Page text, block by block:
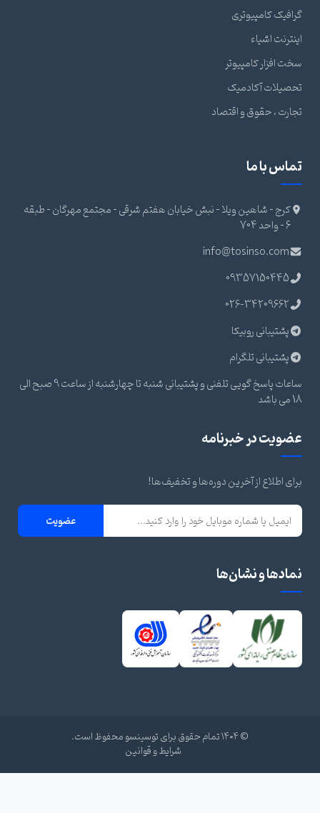
گرافیک کامپیوتری
اینترنت اشیاء
سخت افزار کامپیوتر
تحصیلات آکادمیک
تجارت ، حقوق و اقتصاد
تماس با ما
کرج - شاهین ویلا - نبش خیابان هفتم شرقی - مجتمع مهرگان - طبقه
info@tosinso.com
09357150445
026-34209662
پشتیبانی روبیکا
پشتیبانی تلگرام
ساعات پاسخ گویی تلفنی و پشتیبانی شنبه تا چهارشنبه از ساعت 9 صبح الی
عضویت در خبرنامه
برای اطلاع از آخرین دوره‌ها و تخفیف‌ها!
عضویت
نمادها و نشان‌ها
شرایط و قوانین